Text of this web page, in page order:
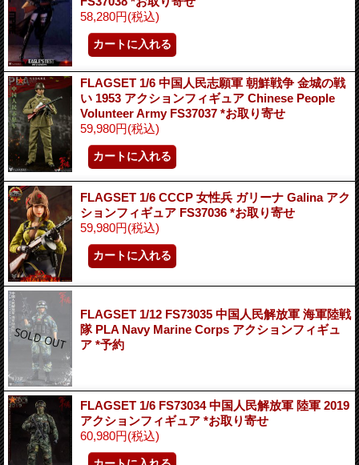
58,280円(税込)
FLAGSET 1/6 中国人民志願軍 朝鮮戦争 金城の戦
い 1953 アクションフィギュア Chinese People
Volunteer Army FS37037 *お取り寄せ
59,980円(税込)
FLAGSET 1/6 CCCP 女性兵 ガリーナ Galina アク
ションフィギュア FS37036 *お取り寄せ
59,980円(税込)
FLAGSET 1/12 FS73035 中国人民解放軍 海軍陸戦
隊 PLA Navy Marine Corps アクションフィギュ
ア *予約
FLAGSET 1/6 FS73034 中国人民解放軍 陸軍 2019
アクションフィギュア *お取り寄せ
60,980円(税込)